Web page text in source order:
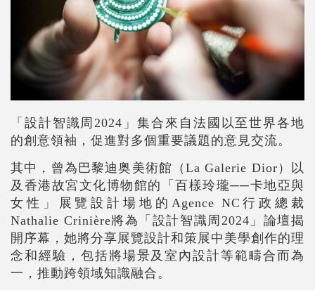
「設計智識周2024 」集合來自法國以至世界各地
的創意領袖，促進對多個重要議題的意見交流。
其中，曾為巴黎迪奥美術館（La Galerie Dior ）以
及香港故宮文化博物館的「百樣玲瓏──卡地亞與
女性」展覽設計場地的 Agence NC 行政總裁
Nathalie Crinière將為「設計智識周 2024 」論壇揭
開序幕，她將分享展覽設計和策展中美學創作的理
念和經驗，包括將場景及室內設計等範疇合而為
一，推動跨領域知識融合。